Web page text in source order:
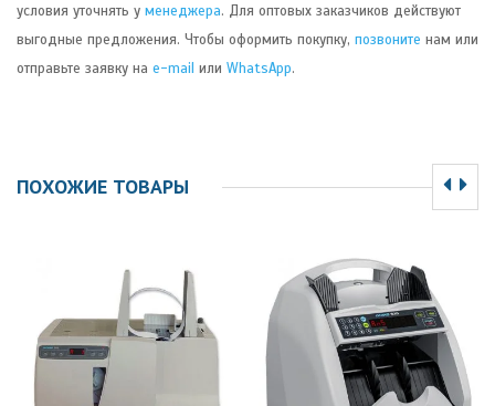
условия уточнять у менеджера. Для оптовых заказчиков действуют
выгодные предложения. Чтобы оформить покупку, позвоните нам или
отправьте заявку на e-mail или WhatsApp.
ПОХОЖИЕ ТОВАРЫ